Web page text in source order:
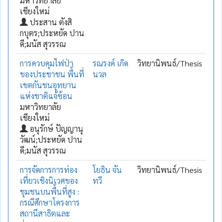
เชียงใหม่
ประสาน ตังสิ
กบุตร;ประหยัด ปาน
ดี;มนัส สุวรรณ
การควบคุมไฟป่า
ของประชาชน พื้นที่
เขตกันชนอุทยาน
แห่งชาติแจ้ซ้อน
มหาวิทยาลัย
เชียงใหม่
อนุรักษ์ ปัญญานุ
วัฒน์;ประหยัด ปาน
ดี;มนัส สุวรรณ
รณรงค์ เกิด
นวล
วิทยานิพนธ์/Thesis
การจัดการการท่อง
เที่ยวเชิงนิเวศของ
ชุมชนบนพื้นที่สูง :
กรณีศึกษาโครงการ
สถานีสาธิตและ
โยธิน จัน
ทวี
วิทยานิพนธ์/Thesis